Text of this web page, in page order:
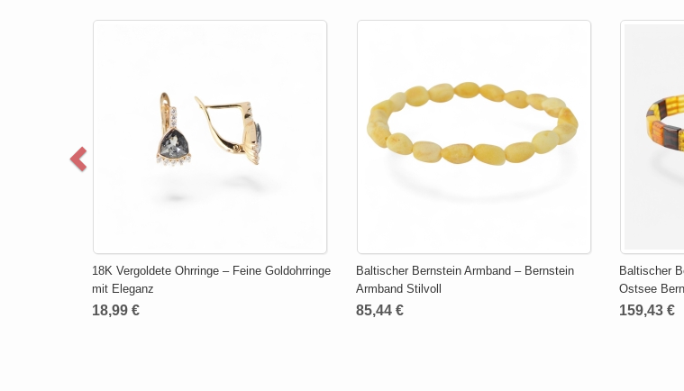
18K Vergoldete Ohrringe – Feine Goldohrringe
mit Eleganz
18,99 €
Baltischer Bernstein Armband – Bernstein
Armband Stilvoll
85,44 €
Baltischer
Ostsee
159,43 €